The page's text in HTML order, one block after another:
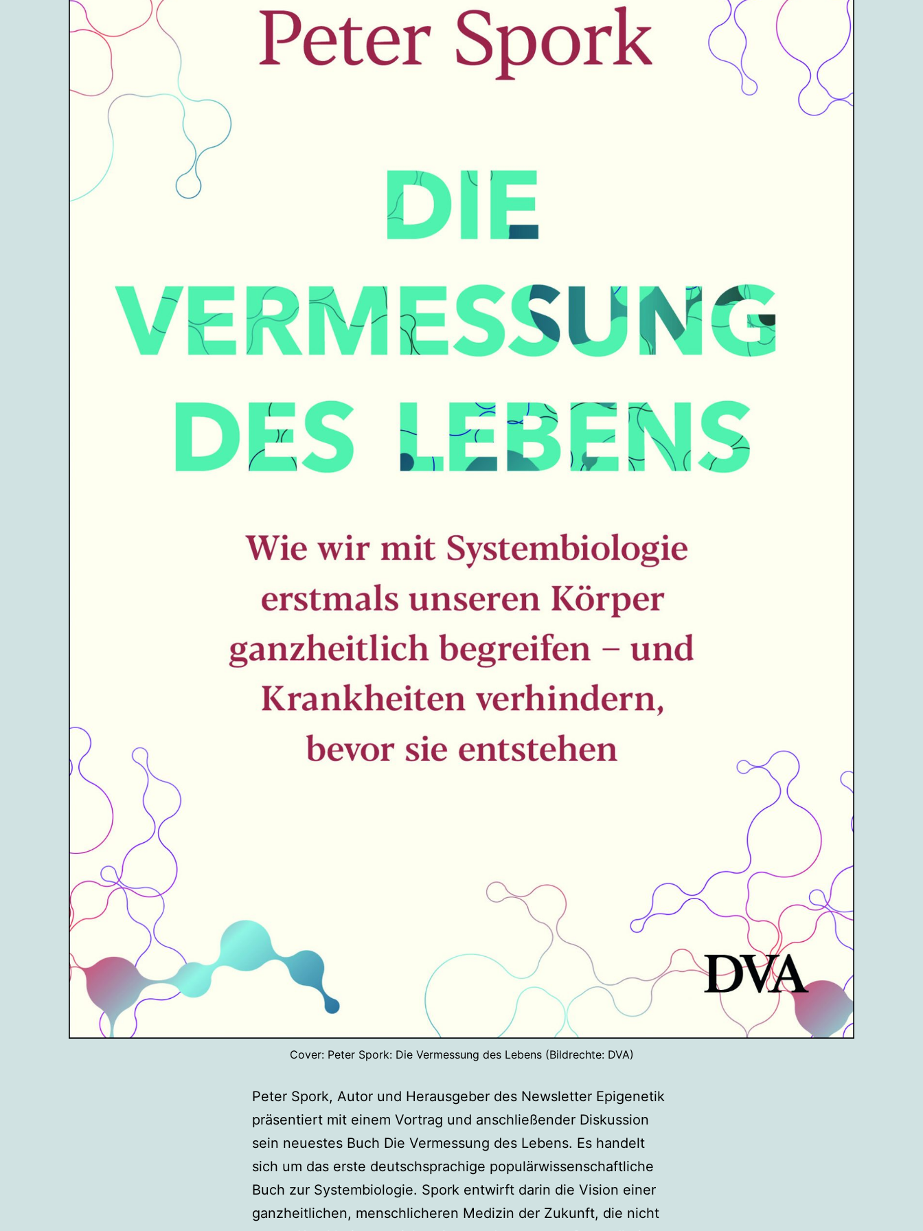
Cover: Peter Spork: Die Vermessung des Lebens (Bildrechte: DVA)
Peter Spork, Autor und Herausgeber des Newsletter Epigenetik
präsentiert mit einem Vortrag und anschließender Diskussion
sein neuestes Buch Die Vermessung des Lebens. Es handelt
sich um das erste deutschsprachige populärwissenschaftliche
Buch zur Systembiologie. Spork entwirft darin die Vision einer
ganzheitlichen, menschlicheren Medizin der Zukunft, die nicht